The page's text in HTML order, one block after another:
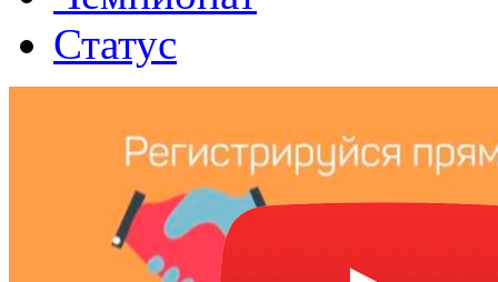
Статус